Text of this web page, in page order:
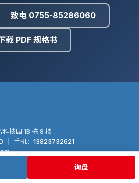
致电 0755-85286060
载 PDF 规格书
技园 1B 栋 8 楼
手机： 13823732621
询盘